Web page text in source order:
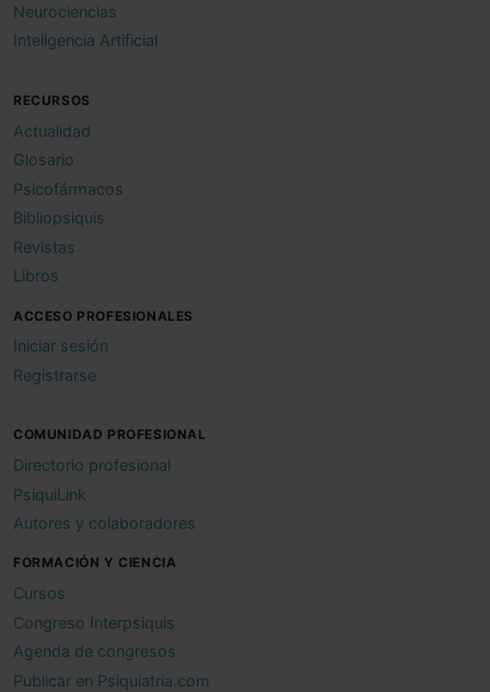
Neurociencias
Inteligencia Artificial
RECURSOS
Actualidad
Glosario
Psicofármacos
Bibliopsiquis
Revistas
Libros
ACCESO PROFESIONALES
Iniciar sesión
Registrarse
COMUNIDAD PROFESIONAL
Directorio profesional
PsiquiLink
Autores y colaboradores
FORMACIÓN Y CIENCIA
Cursos
Congreso Interpsiquis
Agenda de congresos
Publicar en Psiquiatria.com